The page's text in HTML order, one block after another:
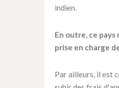
indien.
En outre, ce
prise en charge
Par ailleurs, il est